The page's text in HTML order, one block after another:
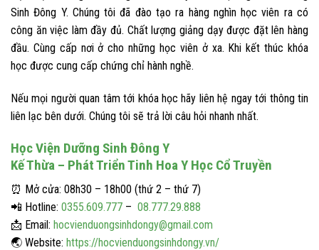
Sinh Đông Y. Chúng tôi đã đào tạo ra hàng nghìn học viên ra có
công ăn việc làm đầy đủ. Chất lượng giảng dạy được đặt lên hàng
đầu. Cùng cấp nơi ở cho những học viên ở xa. Khi kết thúc khóa
học được cung cấp chứng chỉ hành nghề.
Nếu mọi người quan tâm tới khóa học hãy liên hệ ngay tới thông tin
liên lạc bên dưới. Chúng tôi sẽ trả lời câu hỏi nhanh nhất.
Học Viện Dưỡng Sinh Đông Y
Kế Thừa – Phát Triển Tinh Hoa Y Học Cổ Truyền
⏰ Mở cửa: 08h30 – 18h00 (thứ 2 – thứ 7)
📲 Hotline: 0355.609.777 – 08.777.29.888
📩 Email: hocvienduongsinhdongy@gmail.com
🌏 Website: https://hocvienduongsinhdongy.vn/